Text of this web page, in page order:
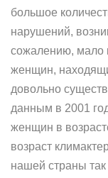
большое
нарушений,
сожалению, мало
женщин,
довольно
данным в 2001
женщин в
возраст
нашей страны